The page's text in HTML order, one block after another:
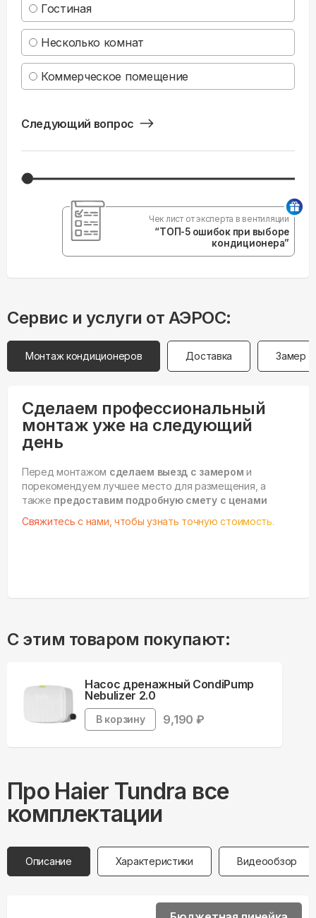
Гостиная
Несколько комнат
Коммерческое помещение
Следующий вопрос
Чек лист от эксперта в вентиляции
“ТОП-5 ошибок при выборе
кондиционера”
Сервис и услуги от АЭРОС:
Монтаж кондиционеров Доставка Замер
Сделаем профессиональный
монтаж уже на следующий
день
Перед монтажом сделаем выезд с замером и
порекомендуем лучшее место для размещения, а
также предоставим подробную смету с ценами
Свяжитесь с нами, чтобы узнать точную стоимость.
С этим товаром покупают:
Насос дренажный CondiPump
Nebulizer 2.0
В корзину 9,190 ₽
Про Haier Tundra все
комплектации
Описание Характеристики Видеообзор